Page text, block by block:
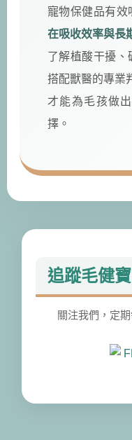
寵物保健品有效
在吸收效率與長
了解植酸干擾、
搭配獸醫的專業
才能為毛孩做
擇。
追蹤毛健
關注我們，定